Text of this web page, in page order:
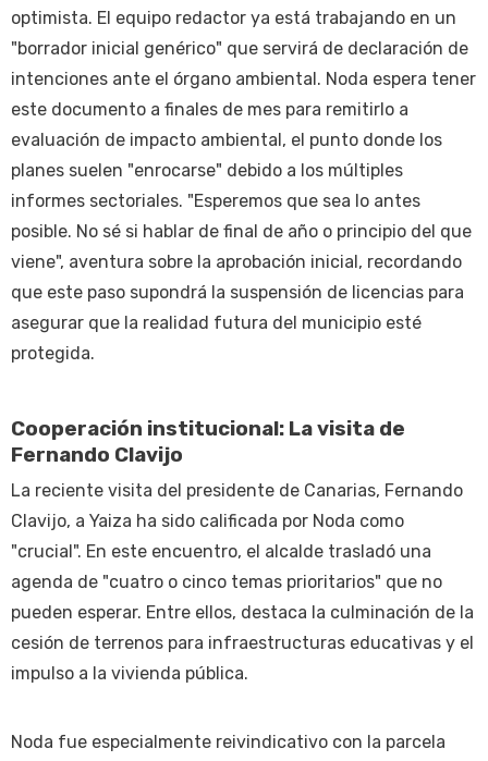
optimista. El equipo redactor ya está trabajando en un
"borrador inicial genérico" que servirá de declaración de
intenciones ante el órgano ambiental. Noda espera tener
este documento a finales de mes para remitirlo a
evaluación de impacto ambiental, el punto donde los
planes suelen "enrocarse" debido a los múltiples
informes sectoriales. "Esperemos que sea lo antes
posible. No sé si hablar de final de año o principio del que
viene", aventura sobre la aprobación inicial, recordando
que este paso supondrá la suspensión de licencias para
asegurar que la realidad futura del municipio esté
protegida.
Cooperación institucional: La visita de
Fernando Clavijo
La reciente visita del presidente de Canarias, Fernando
Clavijo, a Yaiza ha sido calificada por Noda como
"crucial". En este encuentro, el alcalde trasladó una
agenda de "cuatro o cinco temas prioritarios" que no
pueden esperar. Entre ellos, destaca la culminación de la
cesión de terrenos para infraestructuras educativas y el
impulso a la vivienda pública.
Noda fue especialmente reivindicativo con la parcela